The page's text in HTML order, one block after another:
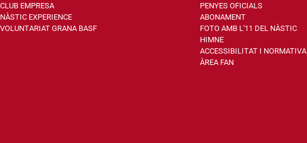
CLUB EMPRESA
NÀSTIC EXPERIENCE
VOLUNTARIAT GRANA BASF
PENYES OFICIALS
ABONAMENT
FOTO AMB L'11 DEL NÀSTIC
HIMNE
ACCESSIBILITAT I NORMATIVA
ÀREA FAN